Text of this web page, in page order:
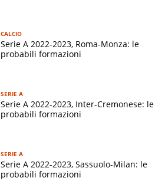
CALCIO
Serie A 2022-2023, Roma-Monza: le
probabili formazioni
SERIE A
Serie A 2022-2023, Inter-Cremonese: le
probabili formazioni
SERIE A
Serie A 2022-2023, Sassuolo-Milan: le
probabili formazioni